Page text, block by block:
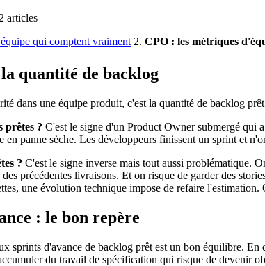
articles
qui comptent vraiment 2. CPO : les métriques
quantité de backlog
dans une équipe produit, c'est la quantité de backlog
prêtes ? C'est le signe d'un Product Owner submergé qui
en panne sèche. Les développeurs finissent un sprint et
? C'est le signe inverse mais tout aussi problématique.
précédentes livraisons. Et on risque de garder des
une évolution technique impose de refaire
: le bon repère
sprints d'avance de backlog prêt est un bon équilibre.
du travail de spécification qui risque de devenir